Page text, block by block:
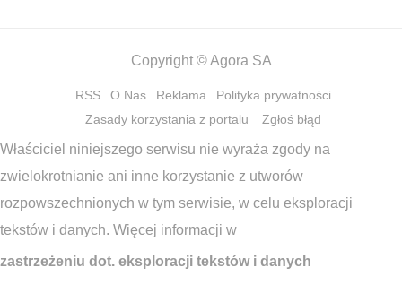
Copyright © Agora SA
RSS O Nas Reklama
Polityka prywatności
Zasady korzystania z portalu
Zgłoś błąd
Właściciel niniejszego serwisu nie wyraża zgody na
zwielokrotnianie ani inne korzystanie z utworów
rozpowszechnionych w tym serwisie, w celu eksploracji
tekstów i danych. Więcej informacji w
zastrzeżeniu dot. eksploracji tekstów i danych